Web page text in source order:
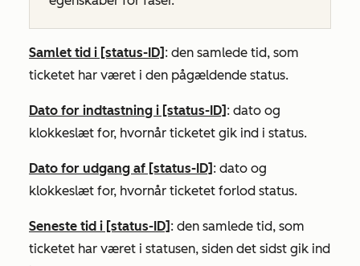
Samlet tid i [status-ID] : den samlede tid, som
ticketet har været i den pågældende status.
Dato for indtastning i [status-ID] : dato og
klokkeslæt for, hvornår ticketet gik ind i status.
Dato for udgang af [status-ID] : dato og
klokkeslæt for, hvornår ticketet forlod status.
Seneste tid i [status-ID] : den samlede tid, som
ticketet har været i statusen, siden det sidst gik ind